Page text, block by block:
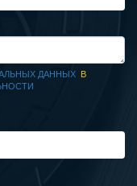
ДАННЫХ В